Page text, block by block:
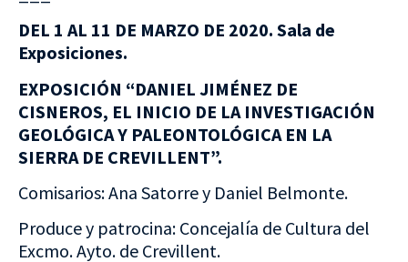
DEL 1 AL 11 DE MARZO DE 2020. Sala de
Exposiciones.
EXPOSICIÓN “DANIEL JIMÉNEZ DE
CISNEROS, EL INICIO DE LA INVESTIGACIÓN
GEOLÓGICA Y PALEONTOLÓGICA EN LA
SIERRA DE CREVILLENT”.
Comisarios: Ana Satorre y Daniel Belmonte.
Produce y patrocina: Concejalía de Cultura del
Excmo. Ayto. de Crevillent.